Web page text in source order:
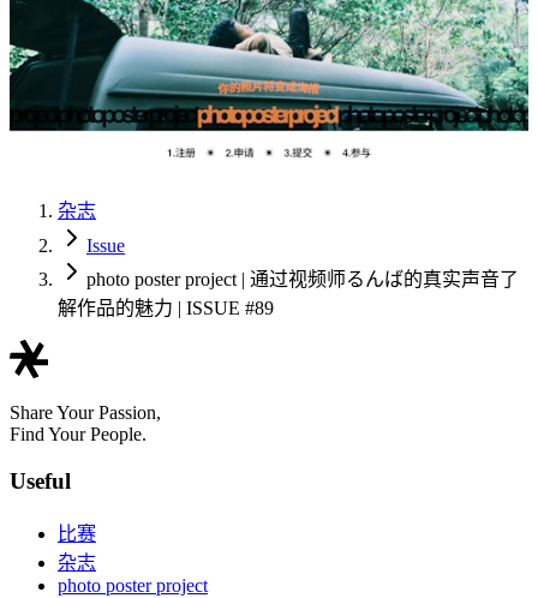
杂志
Issue
photo poster project | 通过视频师るんば的真实声音了
解作品的魅力 | ISSUE #89
Share Your Passion,
Find Your People.
Useful
比赛
杂志
photo poster project